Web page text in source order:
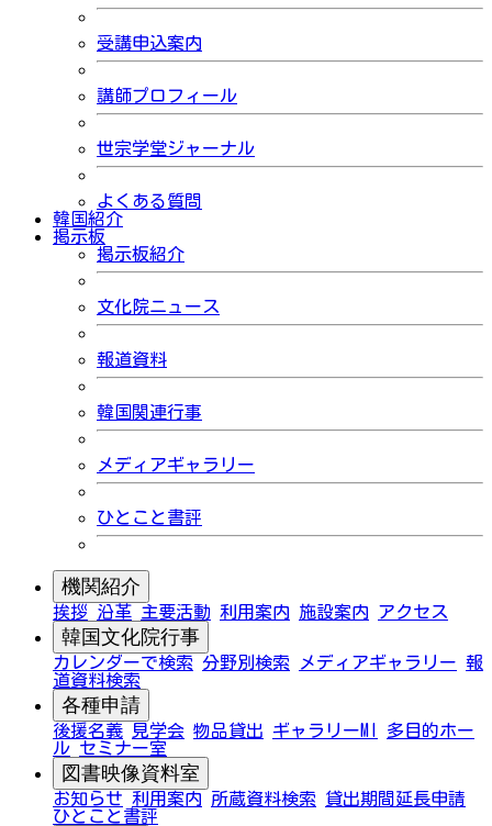
受講申込案内
講師プロフィール
世宗学堂ジャーナル
よくある質問
韓国紹介
掲示板
掲示板紹介
文化院ニュース
報道資料
韓国関連行事
メディアギャラリー
ひとこと書評
機関紹介
挨拶 沿革 主要活動 利用案内 施設案内 アクセス
韓国文化院行事
カレンダーで検索 分野別検索 メディアギャラリー 報
道資料検索
各種申請
後援名義 見学会 物品貸出 ギャラリーMI
多目的ホー
ル セミナー室
図書映像資料室
お知らせ 利用案内 所蔵資料検索
貸出期間延長申請
ひとこと書評